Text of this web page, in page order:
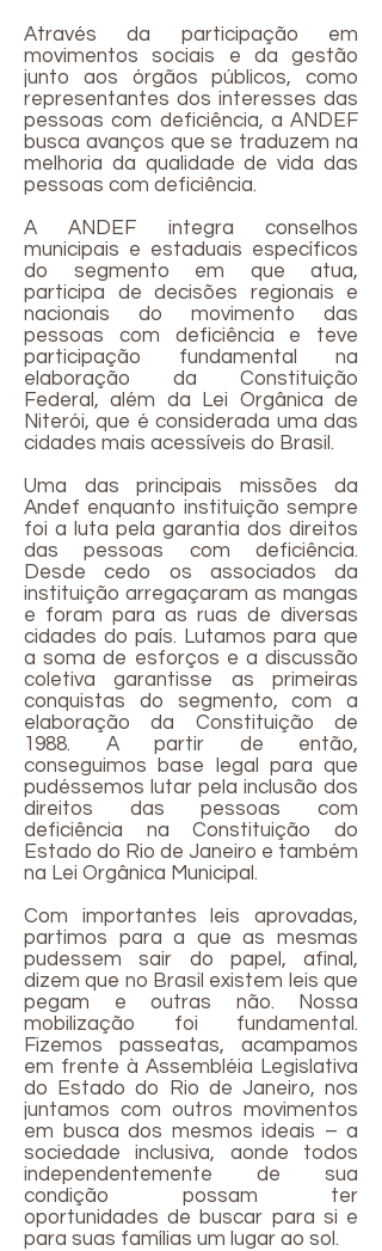
Através da participação em
movimentos sociais e da gestão
junto aos órgãos públicos, como
representantes dos interesses das
pessoas com deficiência, a ANDEF
busca avanços que se traduzem na
melhoria da qualidade de vida das
pessoas com deficiência.
A ANDEF integra conselhos
municipais e estaduais específicos
do segmento em que atua,
participa de decisões regionais e
nacionais do movimento das
pessoas com deficiência e teve
participação fundamental na
elaboração da Constituição
Federal, além da Lei Orgânica de
Niterói, que é considerada uma das
cidades mais acessíveis do Brasil.
Uma das principais missões da
Andef enquanto instituição sempre
foi a luta pela garantia dos direitos
das pessoas com deficiência.
Desde cedo os associados da
instituição arregaçaram as mangas
e foram para as ruas de diversas
cidades do país. Lutamos para que
a soma de esforços e a discussão
coletiva garantisse as primeiras
conquistas do segmento, com a
elaboração da Constituição de
1988. A partir de então,
conseguimos base legal para que
pudéssemos lutar pela inclusão dos
direitos das pessoas com
deficiência na Constituição do
Estado do Rio de Janeiro e também
na Lei Orgânica Municipal.
Com importantes leis aprovadas,
partimos para a que as mesmas
pudessem sair do papel, afinal,
dizem que no Brasil existem leis que
pegam e outras não. Nossa
mobilização foi fundamental.
Fizemos passeatas, acampamos
em frente à Assembléia Legislativa
do Estado do Rio de Janeiro, nos
juntamos com outros movimentos
em busca dos mesmos ideais – a
sociedade inclusiva, aonde todos
independentemente de sua
condição possam ter
oportunidades de buscar para si e
para suas famílias um lugar ao sol.